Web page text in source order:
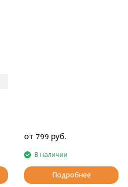
от 799 руб.
В наличии
Подробнее